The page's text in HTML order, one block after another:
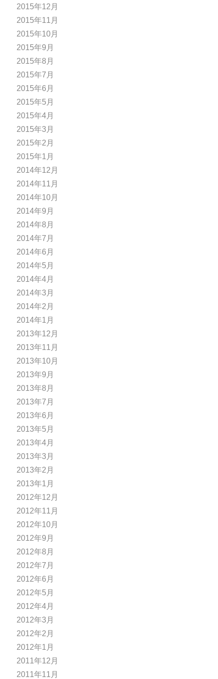
2015年12月
2015年11月
2015年10月
2015年9月
2015年8月
2015年7月
2015年6月
2015年5月
2015年4月
2015年3月
2015年2月
2015年1月
2014年12月
2014年11月
2014年10月
2014年9月
2014年8月
2014年7月
2014年6月
2014年5月
2014年4月
2014年3月
2014年2月
2014年1月
2013年12月
2013年11月
2013年10月
2013年9月
2013年8月
2013年7月
2013年6月
2013年5月
2013年4月
2013年3月
2013年2月
2013年1月
2012年12月
2012年11月
2012年10月
2012年9月
2012年8月
2012年7月
2012年6月
2012年5月
2012年4月
2012年3月
2012年2月
2012年1月
2011年12月
2011年11月